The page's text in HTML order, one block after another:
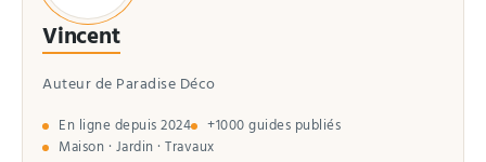
Vincent
Auteur de Paradise Déco
En ligne depuis 2024
+1000 guides publiés
Maison · Jardin · Travaux